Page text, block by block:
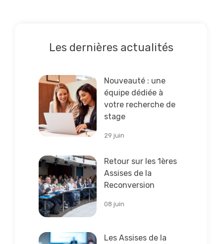
Les dernières actualités
Nouveauté : une
équipe dédiée à
votre recherche de
stage
29 juin
Lire la suite
Retour sur les 1ères
Assises de la
Reconversion
08 juin
Lire la suite
Les Assises de la
Lire la suite